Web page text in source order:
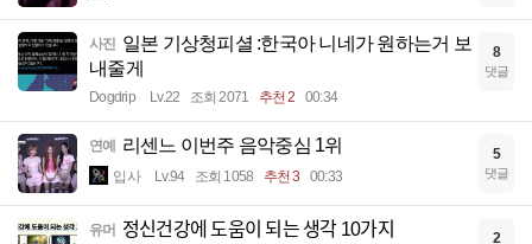
사진 일본 기상청피셜 :한국아 니네가 원하는거 보
내줄게
Dogdrip Lv.22 조회 2071 추천 2 00:34
8
댓글
연예 리센느 이번주 음악중심 1위
입사 Lv.94 조회 1058 추천 3 00:33
5
댓글
유머 정신건강에 도움이 되는 생각 10가지 2